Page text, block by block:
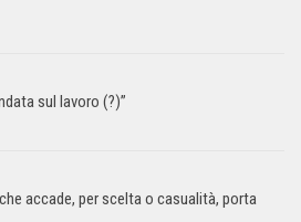
sul lavoro (?)”
accade, per scelta o casualità, porta